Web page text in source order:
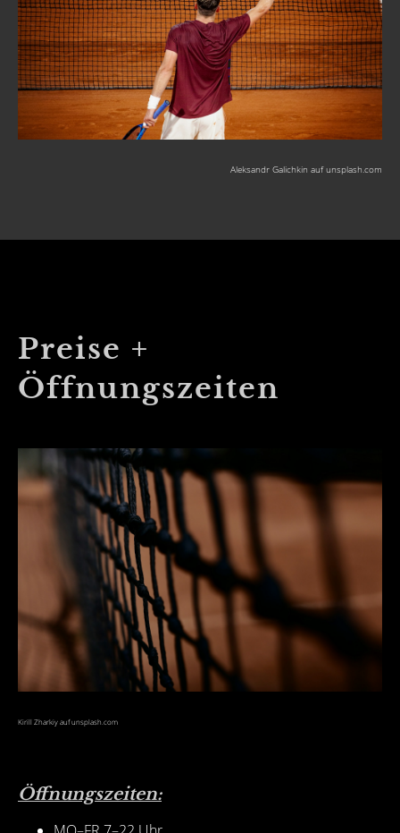
Aleksandr Galichkin auf unsplash.com
Preise +
Öffnungszeiten
Kirill Zharkiy auf unsplash.com
Öffnungszeiten: